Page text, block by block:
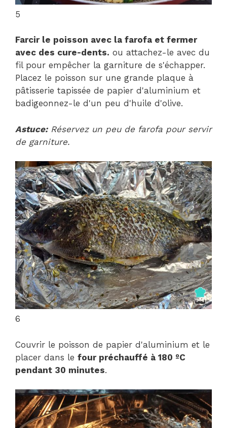
5
Farcir le poisson avec la farofa et fermer
avec des cure-dents. ou attachez-le avec du
fil pour empêcher la garniture de s'échapper.
Placez le poisson sur une grande plaque à
pâtisserie tapissée de papier d'aluminium et
badigeonnez-le d'un peu d'huile d'olive.
Astuce:Réservez un peu de farofa pour servir
de garniture.
6
Couvrir le poisson de papier d'aluminium et le
placer dans le four préchauffé à 180 ºC
pendant 30 minutes.